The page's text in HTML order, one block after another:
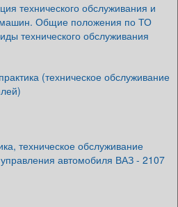
технического обслуживания и
Общие положения по ТО
технического обслуживания
(техническое обслуживание
техническое обслуживание
управления автомобиля ВАЗ - 2107